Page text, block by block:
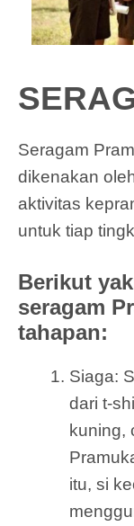
Seragam
dikenakan
aktivitas
untuk tiap
Berikut
seragam
tahapan:
Siaga:
dari t-
kuning,
itu, si